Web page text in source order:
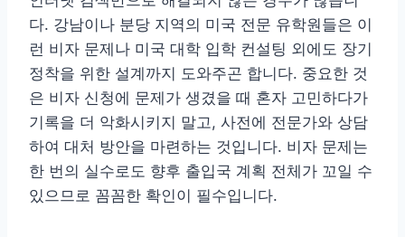
다. 강남이나 분당 지역의 미국 전문 유학원들은 이
런 비자 문제나 미국 대학 입학 컨설팅 외에도 장기
정착을 위한 설계까지 도와주곤 합니다. 중요한 것
은 비자 신청에 문제가 생겼을 때 혼자 고민하다가
기록을 더 악화시키지 말고, 사전에 전문가와 상담
하여 대처 방안을 마련하는 것입니다. 비자 문제는
한 번의 실수로도 향후 출입국 계획 전체가 꼬일 수
있으므로 꼼꼼한 확인이 필수입니다.